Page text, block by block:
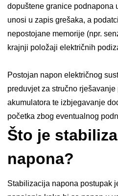
dopuštene granice podnapona
unosi u zapis grešaka, a
nepostojane memorije (npr.
krajnji položaji električnih
Postojan napon električnog
preduvjet za stručno
akumulatora te izbjegavanje
početka zbog eventualnog
Što je
napona?
Stabilizacija napona postupak